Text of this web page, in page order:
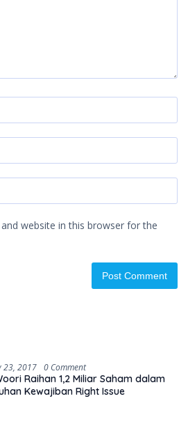
website in this browser for the
23, 2017 0 Comment
Raihan 1,2 Miliar Saham dalam
Kewajiban Right Issue